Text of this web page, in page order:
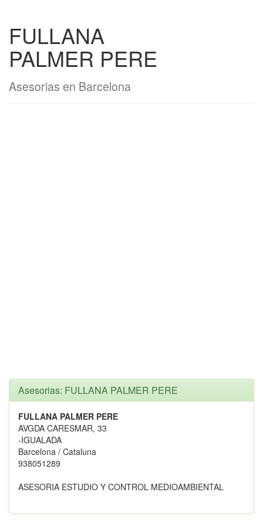
FULLANA
PALMER PERE
Asesorias en Barcelona
Asesorias: FULLANA PALMER PERE
FULLANA PALMER PERE
AVGDA CARESMAR, 33
-IGUALADA
Barcelona / Cataluna
938051289
ASESORIA ESTUDIO Y CONTROL MEDIOAMBIENTAL